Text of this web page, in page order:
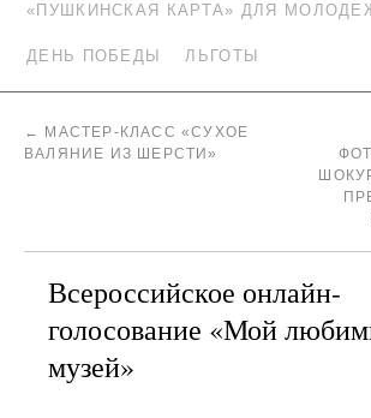
«ПУШКИНСКАЯ КАРТА» ДЛЯ
ДЕНЬ ПОБЕДЫ ЛЬГОТЫ
←
МАСТЕР-КЛАСС «СУХОЕ
ВАЛЯНИЕ ИЗ ШЕРСТИ»
Всероссийское онлайн-
голосование «Мой
музей»